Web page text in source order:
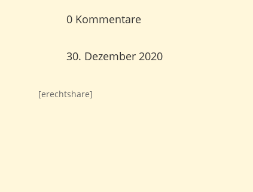
0 Kommentare
30. Dezember 2020
[erechtshare]